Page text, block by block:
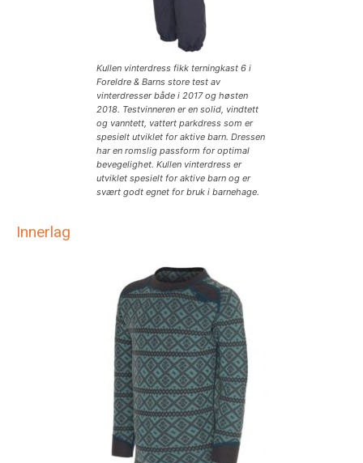
Kullen vinterdress fikk terningkast 6 i
Foreldre & Barns store test av
vinterdresser både i 2017 og høsten
2018. Testvinneren er en solid, vindtett
og vanntett, vattert parkdress som er
spesielt utviklet for aktive barn. Dressen
har en romslig passform for optimal
bevegelighet. Kullen vinterdress er
utviklet spesielt for aktive barn og er
svært godt egnet for bruk i barnehage.
Innerlag